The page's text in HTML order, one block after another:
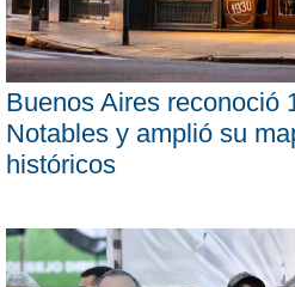
Buenos Aires reconoció
Notables y amplió su
históricos